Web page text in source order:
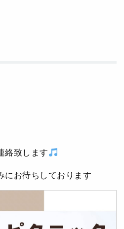
絡致します
にお待ちしております